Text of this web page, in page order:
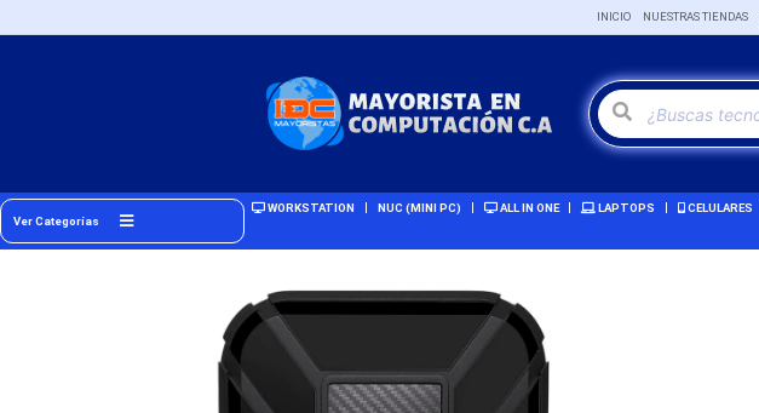
INICIO NUESTRAS TIENDAS
Ver Categorías
WORKSTATION NUC (MINI PC) ALL IN ONE LAPTOPS CELULARES